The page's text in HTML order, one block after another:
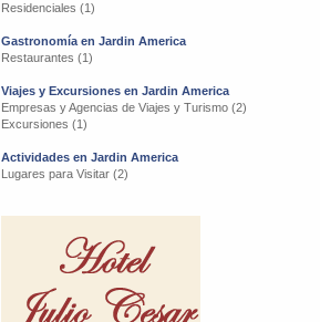
Residenciales (1)
Gastronomía en Jardin America
Restaurantes (1)
Viajes y Excursiones en Jardin America
Empresas y Agencias de Viajes y Turismo (2)
Excursiones (1)
Actividades en Jardin America
Lugares para Visitar (2)